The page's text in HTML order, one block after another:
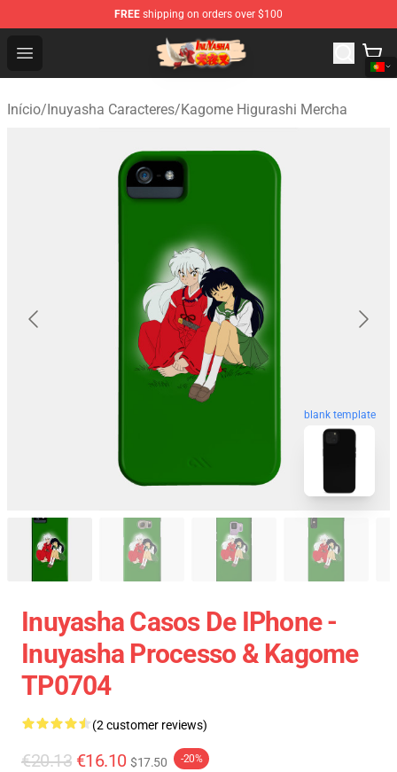
FREE shipping on orders over $100
Open menu
Inuyasha Store - Official Inuyasha Merchandise Shop
Início/Inuyasha Caracteres/Kagome Higurashi Mercha
blank template
Inuyasha Casos De IPhone -
Inuyasha Processo & Kagome
TP0704
(2 customer reviews)
€20.13 €16.10 $17.50 -20%